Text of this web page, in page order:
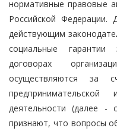
нормативные правовые
Российской Федерации.
действующим
социальные гарантии
договорах
осуществляются за
деятельности (далее -
признают, что вопросы